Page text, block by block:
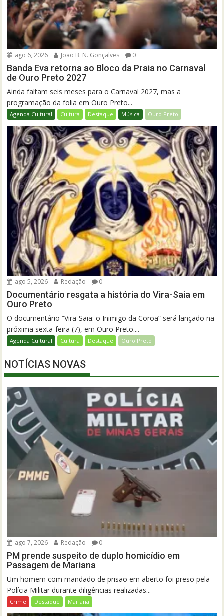
ago 6, 2026 João B. N. Gonçalves 0
Banda Eva retorna ao Bloco da Praia no Carnaval
de Ouro Preto 2027
Ainda faltam seis meses para o Carnaval 2027, mas a
programação da folia em Ouro Preto...
Agenda Cultural Cultura Destaque Música Ouro Preto
ago 5, 2026 Redação 0
Documentário resgata a história do Vira-Saia em
Ouro Preto
O documentário “Vira-Saia: o Inimigo da Coroa” será lançado na
próxima sexta-feira (7), em Ouro Preto....
Agenda Cultural Cultura Destaque Ouro Preto
NOTÍCIAS NOVAS
ago 7, 2026 Redação 0
PM prende suspeito de duplo homicídio em
Passagem de Mariana
Um homem com mandado de prisão em aberto foi preso pela
Polícia Militar durante diligências realizadas...
Crime Destaque Mariana